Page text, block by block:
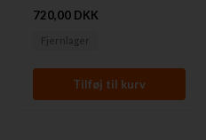
720,00 DKK
Fjernlager